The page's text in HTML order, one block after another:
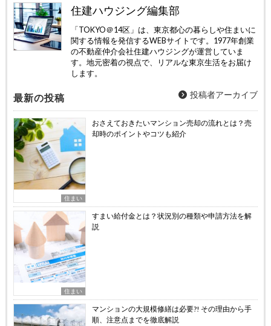
住建ハウジング編集部
「TOKYO＠14区」は、東京都心の暮らしや住まいに
関する情報を発信するWEBサイトです。1977年創業
の不動産仲介会社住建ハウジングが運営していま
す。地元密着の視点で、リアルな東京生活をお届け
します。
最新の投稿 投稿者アーカイブ
住まい
おさえておきたいマンション売却の流れとは？売
却時のポイントやコツも紹介
住まい
すまい給付金とは？状況別の種類や申請方法を解
説
マンションの大規模修繕は必要?! その理由から手
順、注意点までを徹底解説